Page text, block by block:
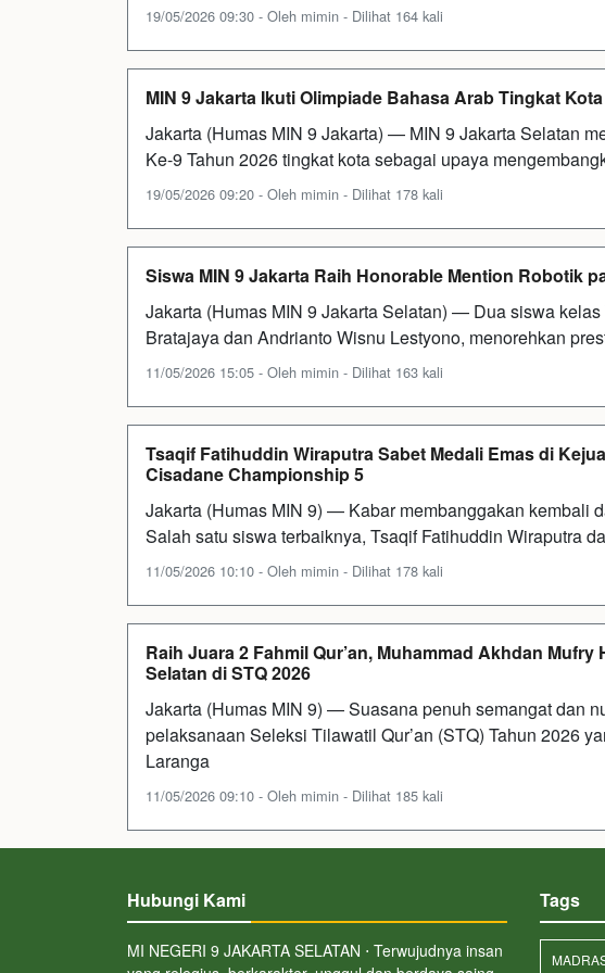
19/05/2026 09:30 - Oleh mimin - Dilihat 164 kali
MIN 9 Jakarta Ikuti Olimpiade Bahasa Arab Tingkat Kota
Jakarta (Humas MIN 9 Jakarta) — MIN 9 Jakarta Selatan
Ke-9 Tahun 2026 tingkat kota sebagai upaya
19/05/2026 09:20 - Oleh mimin - Dilihat 178 kali
Siswa MIN 9 Jakarta Raih Honorable Mention Robotik
Jakarta (Humas MIN 9 Jakarta Selatan) — Dua siswa
Bratajaya dan Andrianto Wisnu Lestyono, menorehkan
11/05/2026 15:05 - Oleh mimin - Dilihat 163 kali
Tsaqif Fatihuddin Wiraputra Sabet Medali Emas di
Cisadane Championship 5
Jakarta (Humas MIN 9) — Kabar membanggakan kembali
Salah satu siswa terbaiknya, Tsaqif Fatihuddin Wiraputra
11/05/2026 10:10 - Oleh mimin - Dilihat 178 kali
Raih Juara 2 Fahmil Qur’an, Muhammad Akhdan Mufry
Selatan di STQ 2026
Jakarta (Humas MIN 9) — Suasana penuh semangat dan
pelaksanaan Seleksi Tilawatil Qur’an (STQ) Tahun 2026
Laranga
11/05/2026 09:10 - Oleh mimin - Dilihat 185 kali
Hubungi Kami
MI NEGERI 9 JAKARTA SELATAN ⋅ Terwujudnya insan
Tags